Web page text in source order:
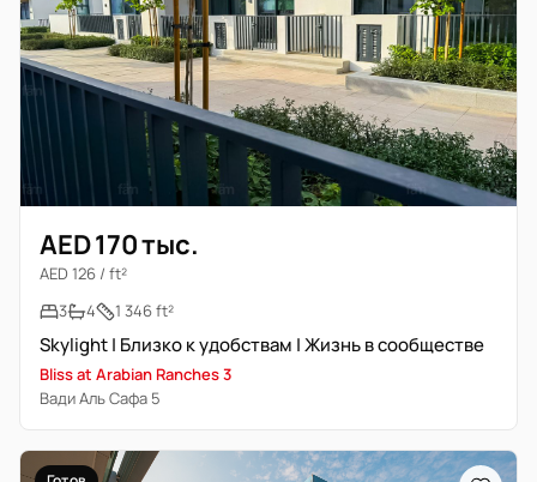
AED 170 тыс.
AED 126 / ft²
3
4 1 346 ft²
Skylight | Близко к удобствам | Жизнь в сообществе
Bliss at Arabian Ranches 3
Вади Аль Сафа 5